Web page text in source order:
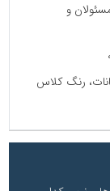
و
رنگ کلاس